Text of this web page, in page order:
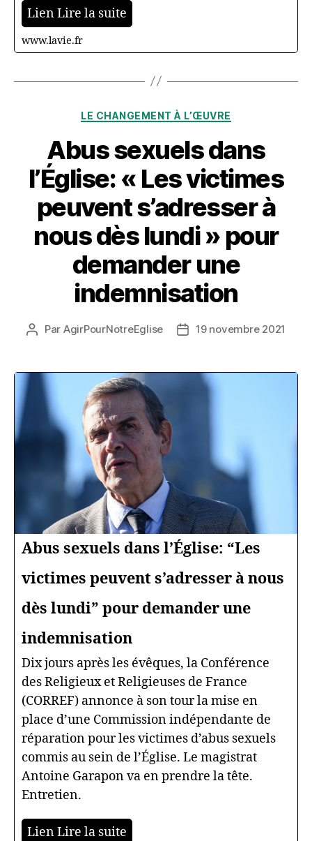
Lien Lire la suite
www.lavie.fr
Catégories
LE CHANGEMENT À L’ŒUVRE
Abus sexuels dans
l’Église: « Les victimes
peuvent s’adresser à
nous dès lundi » pour
demander une
indemnisation
Auteur
Par AgirPourNotreEglise
Date19 novembre 2021
Abus sexuels dans l’Église: “Les
victimes peuvent s’adresser à nous
dès lundi” pour demander une
indemnisation
Dix jours après les évêques, la Conférence
des Religieux et Religieuses de France
(CORREF) annonce à son tour la mise en
place d’une Commission indépendante de
réparation pour les victimes d’abus sexuels
commis au sein de l’Église. Le magistrat
Antoine Garapon va en prendre la tête.
Entretien.
Lien Lire la suite